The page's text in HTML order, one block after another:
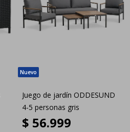
Juego de jardín ODDESUND
4-5 personas gris
$ 56.999